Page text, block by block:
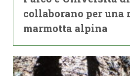
collaborano per una
marmotta alpina